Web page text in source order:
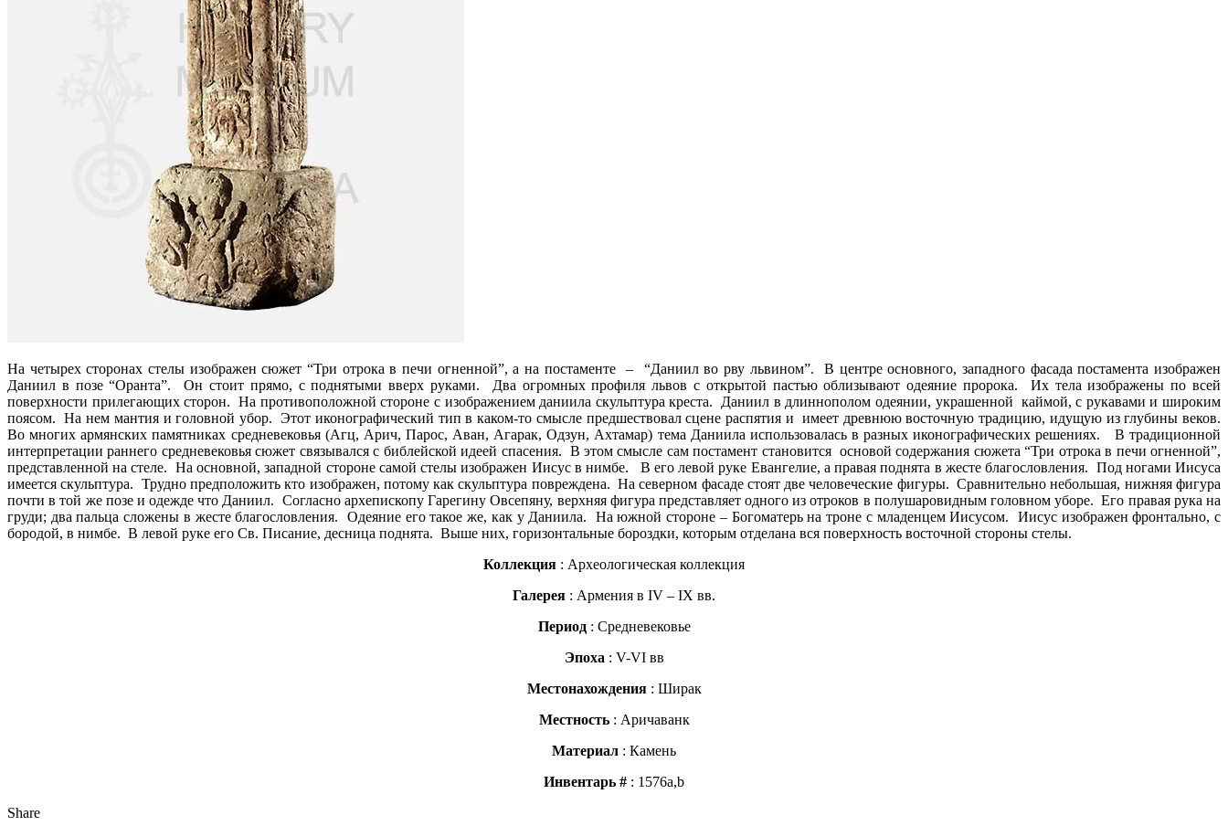
На четырех сторонах стелы изображен сюжет “Три отрока в печи огненной”, а на постаменте – “Даниил во рву львином”. В центре основного, западного фасада постамента изображен
Даниил в позе “Оранта”. Он стоит прямо, с поднятыми вверх руками. Два огромных профиля львов с открытой пастью облизывают одеяние пророка. Их тела изображены по всей
поверхности прилегающих сторон. На противоположной стороне с изображением даниила скульптура креста. Даниил в длиннополом одеянии, украшенной каймой, с рукавами и широким
поясом. На нем мантия и головной убор. Этот иконографический тип в каком-то смысле предшествовал сцене распятия и имеет древнюю восточную традицию, идущую из глубины веков.
Во многих армянских памятниках средневековья (Агц, Арич, Парос, Аван, Агарак, Одзун, Ахтамар) тема Даниила использовалась в разных иконографических решениях. В традиционной
интерпретации раннего средневековья сюжет связывался с библейской идеей спасения. В этом смысле сам постамент становится основой содержания сюжета “Три отрока в печи огненной”,
представленной на стеле. На основной, западной стороне самой стелы изображен Иисус в нимбе. В его левой руке Евангелие, а правая поднята в жесте благословления. Под ногами Иисуса
имеется скульптура. Трудно предположить кто изображен, потому как скульптура повреждена. На северном фасаде стоят две человеческие фигуры. Сравнительно небольшая, нижняя фигура
почти в той же позе и одежде что Даниил. Согласно архепископу Гарегину Овсепяну, верхняя фигура представляет одного из отроков в полушаровидным головном уборе. Его правая рука на
груди; два пальца сложены в жесте благословления. Одеяние его такое же, как у Даниила. На южной стороне – Богоматерь на троне с младенцем Иисусом. Иисус изображен фронтально, с
бородой, в нимбе. В левой руке его Св. Писание, десница поднята. Выше них, горизонтальные бороздки, которым отделана вся поверхность восточной стороны стелы.
Коллекция : Археологическая коллекция
Галерея : Армения в IV – IX вв.
Период: Средневековье
Эпоха : V-VI вв
Местонахождения: Ширак
Местность: Аричаванк
Материал : Камень
Инвентарь # : 1576a,b
Share